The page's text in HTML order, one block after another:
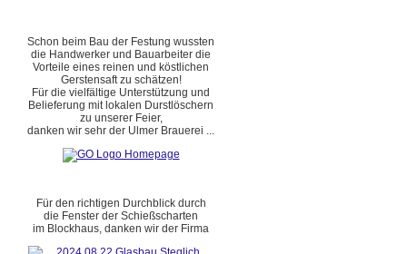
Schon beim Bau der Festung wussten
die Handwerker und Bauarbeiter die
Vorteile eines reinen und köstlichen
Gerstensaft zu schätzen!
Für die vielfältige Unterstützung und
Belieferung mit lokalen Durstlöschern
zu unserer Feier,
danken wir sehr der Ulmer Brauerei ...
Für den richtigen Durchblick durch
die Fenster der Schießscharten
im Blockhaus, danken wir der Firma